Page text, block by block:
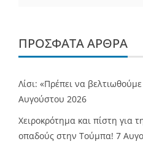
ΠΡΌΣΦΑΤΑ ΆΡΘΡΑ
Λίσι: «Πρέπει να
Αυγούστου 2026
Χειροκρότημα και πίστη για
οπαδούς στην Τούμπα! 7